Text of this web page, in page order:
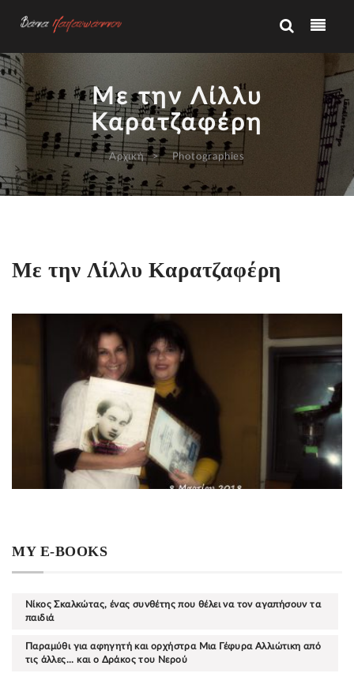
Με την Λίλλυ
Καρατζαφέρη
Αρχική Photographies
Με την Λίλλυ Καρατζαφέρη
MY E-BOOKS
Νίκος Σκαλκώτας, ένας συνθέτης που θέλει να τον αγαπήσουν τα
παιδιά
Παραμύθι για αφηγητή και ορχήστρα Μια Γέφυρα Αλλιώτικη από
τις άλλες... και ο Δράκος του Νερού